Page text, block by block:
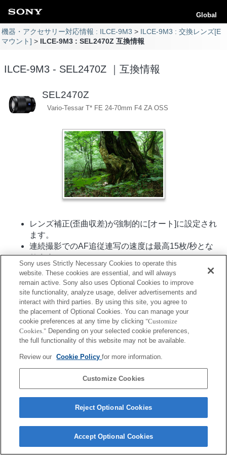
Global
機器・アクセサリー対応情報 : ILCE-9M3
ILCE-9M3 : 交換レンズ[E
マウント]
ILCE-9M3 : SEL2470Z 互換情報
ILCE-9M3 - SEL2470Z ｜互換情報
SEL2470Z
Vario-Tessar T* FE 24-70mm F4 ZA OSS
レンズ補正(歪曲収差)が強制的に[オート]に設定され
ます。
連続撮影でのAF追従連写の速度は最高15枚/秒とな
ります。
プリセットフォーカス機能には対応していません。
ご利用条件 プライバシーポリシー
Sony uses Strictly Necessary Cookies to operate this
website. These cookies are essential, and will always
remain active. Sony also uses Optional Cookies to improve
site functionality, analyze usage, deliver advertisements and
interact with third parties. By using this site, you agree to
the placement of Optional Cookies. You can manage your
cookie preferences at any time by clicking "Customize
Cookies." Depending on your selected cookie preferences,
the full functionality of this website may not be available.
Review our Cookie Policyfor more information.
Customize Cookies
Reject Optional Cookies
Accept Optional Cookies